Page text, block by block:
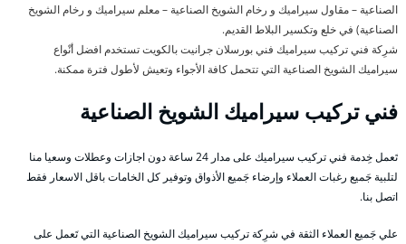
الصناعية – مقاول سيراميك و رخام الشويخ الصناعية – معلم سيراميك و رخام الشويخ
الصناعية) في خلع وتكسير البلاط القديم.
شرِكة فني تركيب سيراميك فني بورسلان جرانيت بالكويت تستخدم افضل أنْواع
سيراميك الشويخ الصناعية التي تتحمل كافة الأجواء وتعيش لأطول فترة ممكنة.
فني تركيب سيراميك الشويخ الصناعية
تَعمل خِدمة فني تركيب سيراميك على مدار 24 ساعة دون اجازات وعطلات وسعيا منا
لتلبية جَميع رغبات العملاء وإرضاء جَميع الأذواق وتوفير كل الخامات باقل الاسعار فقط
اتصل بنا.
علي جَميع العملاء الثقة في شرِكة تركيب سيراميك الشويخ الصناعية التي تَعمل على